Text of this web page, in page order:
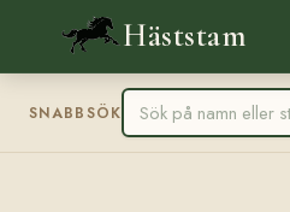
Häststam
SNABBSÖK